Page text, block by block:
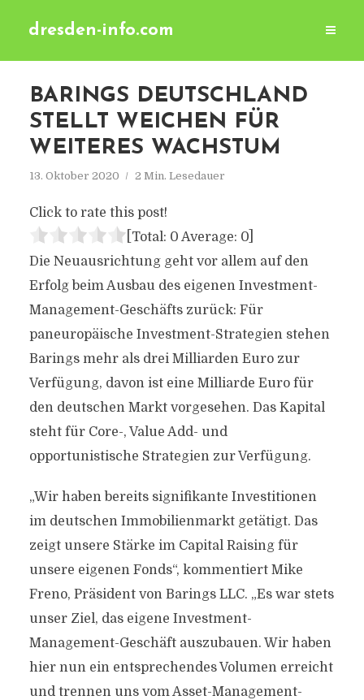
dresden-info.com
BARINGS DEUTSCHLAND
STELLT WEICHEN FÜR
WEITERES WACHSTUM
13. Oktober 2020 2 Min. Lesedauer
Click to rate this post!
[Total: 0 Average: 0]
Die Neuausrichtung geht vor allem auf den
Erfolg beim Ausbau des eigenen Investment-
Management-Geschäfts zurück: Für
paneuropäische Investment-Strategien stehen
Barings mehr als drei Milliarden Euro zur
Verfügung, davon ist eine Milliarde Euro für
den deutschen Markt vorgesehen. Das Kapital
steht für Core-, Value Add- und
opportunistische Strategien zur Verfügung.
„Wir haben bereits signifikante Investitionen
im deutschen Immobilienmarkt getätigt. Das
zeigt unsere Stärke im Capital Raising für
unsere eigenen Fonds“, kommentiert Mike
Freno, Präsident von Barings LLC. „Es war stets
unser Ziel, das eigene Investment-
Management-Geschäft auszubauen. Wir haben
hier nun ein entsprechendes Volumen erreicht
und trennen uns vom Asset-Management-